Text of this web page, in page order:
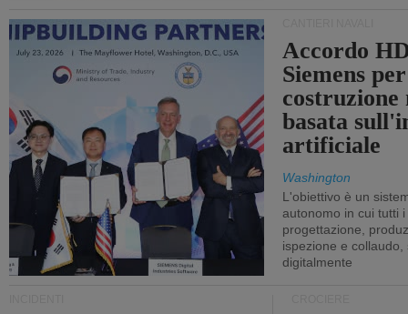
Accordo
Siemens
costruzione
basata
artificiale
Washington
L'obiettivo è un
autonomo in cui tutti
progettazione,
ispezione e collaudo,
digitalmente